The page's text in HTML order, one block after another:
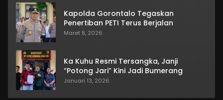
Kapolda Gorontalo Tegaskan
Penertiban PETI Terus Berjalan
Maret 8, 2026
Ka Kuhu Resmi Tersangka, Janji
“Potong Jari” Kini Jadi Bumerang
Januari 13, 2026